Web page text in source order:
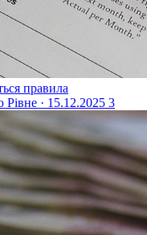
правила
Рівне · 15.12.2025 3